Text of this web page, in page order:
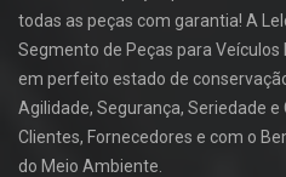
todas as peças com garantia! A
Segmento de Peças para Veículos
em perfeito estado de
Agilidade, Segurança, Seriedade
Clientes, Fornecedores e com o
do Meio Ambiente.